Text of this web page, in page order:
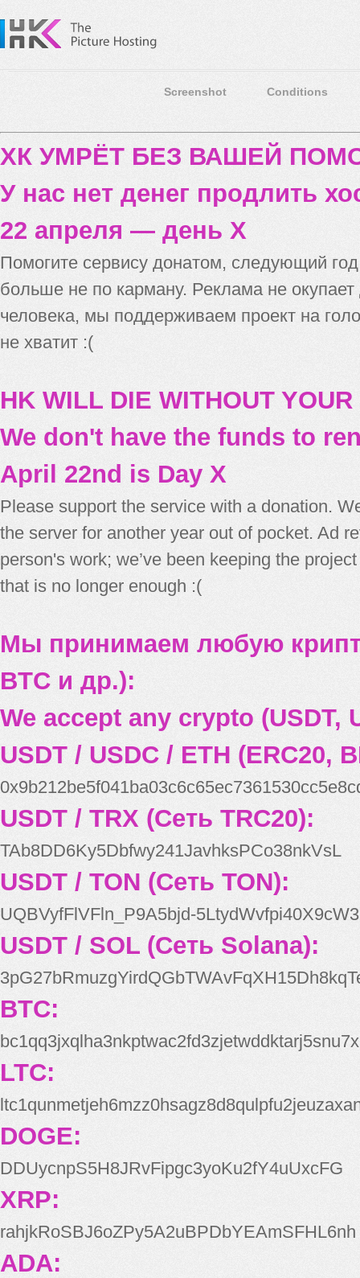
Screenshot Conditions
ХК УМРЁТ БЕЗ ВАШЕЙ
У нас нет денег продлить
22 апреля — день X
Помогите сервису донатом, следующий
больше не по карману. Реклама не
человека, мы поддерживаем проект на
не хватит :(
HK WILL DIE WITHOUT
We don't have the funds to
April 22nd is Day X
Please support the service with a donation.
the server for another year out of pocket. Ad
person's work; we’ve been keeping the
that is no longer enough :(
Мы принимаем любую
BTC и др.):
We accept any crypto (USDT,
USDT / USDC / ETH (ERC20,
USDT / TRX (Сеть TRC20):
TAb8DD6Ky5Dbfwy241JavhksPCo38nkVsL
USDT / TON (Сеть TON):
UQBVyfFlVFln_P9A5bjd-
USDT / SOL (Сеть Solana):
BTC:
bc1qq3jxqlha3nkptwac2fd3zjetwddktarj5snu7x
LTC:
DOGE:
DDUycnpS5H8JRvFipgc3yoKu2fY4uUxcFG
XRP:
rahjkRoSBJ6oZPy5A2uBPDbYEAmSFHL6nh
ADA: